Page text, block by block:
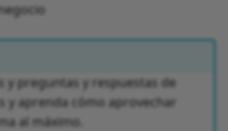
y preguntas y respuestas de
y aprenda cómo aprovechar
al máximo.